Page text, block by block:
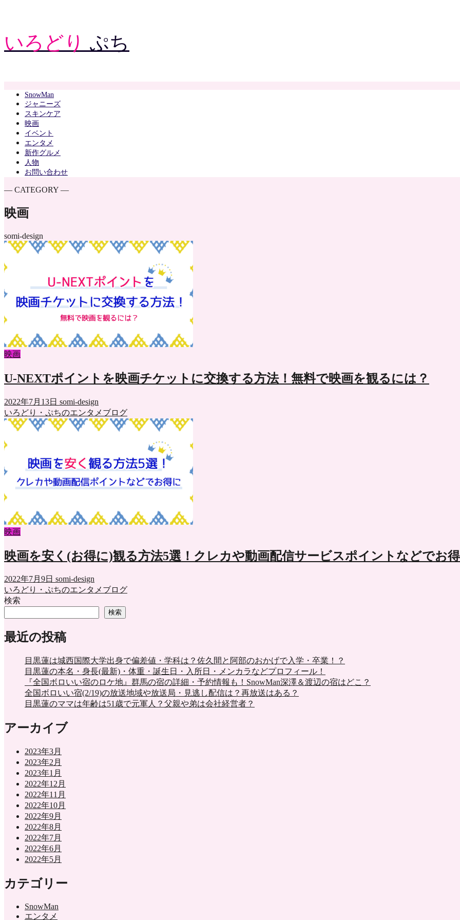
いろどり ぷち
SnowMan
ジャニーズ
スキンケア
映画
イベント
エンタメ
新作グルメ
人物
お問い合わせ
― CATEGORY ―
映画
somi-design
映画
U-NEXTポイントを映画チケットに交換する方法！無料で映画を観るには？
2022年7月13日 somi-design
いろどり・ぷちのエンタメブログ
映画
映画を安く(お得に)観る方法5選！クレカや動画配信サービスポイントなどでお
2022年7月9日 somi-design
いろどり・ぷちのエンタメブログ
検索
検索
最近の投稿
目黒蓮は城西国際大学出身で偏差値・学科は？佐久間と阿部のおかげで入学・卒業！？
目黒蓮の本名・身長(最新)・体重・誕生日・入所日・メンカラなどプロフィール！
『全国ボロいい宿のロケ地』群馬の宿の詳細・予約情報も！SnowMan深澤＆渡辺の宿はどこ？
全国ボロいい宿(2/19)の放送地域や放送局・見逃し配信は？再放送はある？
目黒蓮のママは年齢は51歳で元軍人？父親や弟は会社経営者？
アーカイブ
2023年3月
2023年2月
2023年1月
2022年12月
2022年11月
2022年10月
2022年9月
2022年8月
2022年7月
2022年6月
2022年5月
カテゴリー
SnowMan
エンタメ